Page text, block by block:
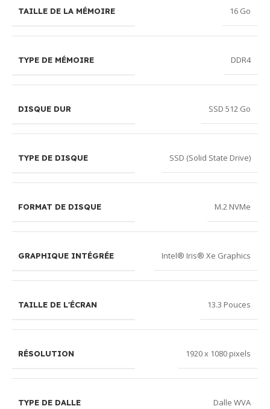
TAILLE DE LA MÉMOIRE 16 Go
TYPE DE MÉMOIRE DDR4
DISQUE DUR SSD 512 Go
TYPE DE DISQUE SSD (Solid State Drive)
FORMAT DE DISQUE M.2 NVMe
GRAPHIQUE INTÉGRÉE Intel® Iris® Xe Graphics
TAILLE DE L'ÉCRAN 13.3 Pouces
RÉSOLUTION 1920 x 1080 pixels
TYPE DE DALLE Dalle WVA